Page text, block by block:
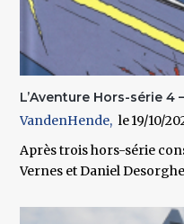
L’Aventure Hors-série 4
VandenHende
19/10/
Après trois hors-série
Vernes et Daniel